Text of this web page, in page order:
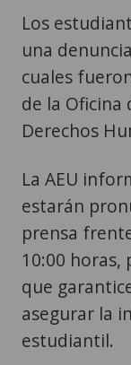
Los
una
cuales
de la Oficina
Derechos
La AEU
estarán
prensa
10:00 horas,
que
asegurar la
estudiantil.